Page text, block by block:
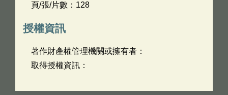
頁/張/片數：128
授權資訊
著作財產權管理機關或擁有者：
取得授權資訊：